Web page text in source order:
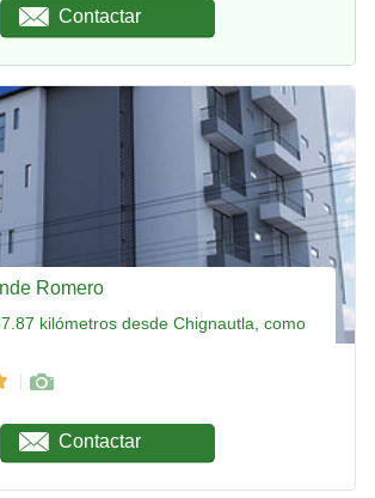
Contactar
Romero
kilómetros desde Chignautla, como
Contactar